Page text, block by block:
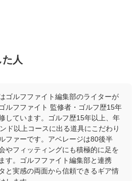
人
ゴルフファイト編集部のライターが
ルフファイト 監修者・ゴルフ歴15年
しています。ゴルフ歴15年以上、年
ド以上コースに出る道具にこだわり
ファーです。アベレージは80後半
やフィッティングにも積極的に足を
す。ゴルフファイト編集部と連携
と実感の両面から信頼できるギア情